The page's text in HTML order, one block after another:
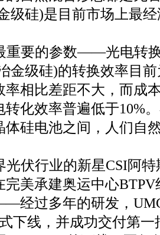
级硅)是目前市场上最
重要的参数——光电转
金级硅)的转换效率目
率相比差距不大，而成
转化效率普遍低于10%
体硅电池之间，人们自
光伏行业的新星CSI阿
完美承建奥运中心
经过多年的研发，
下线，并成功交付第